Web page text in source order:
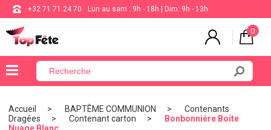
+32 71 71 24 70 Lun au sam : 9h - 18h | Dim: 9h - 13h
0
×
BALLON
Accueil BAPTÊME COMMUNION
Contenants
Dragées
Contenant carton
Bonbonnière Boite